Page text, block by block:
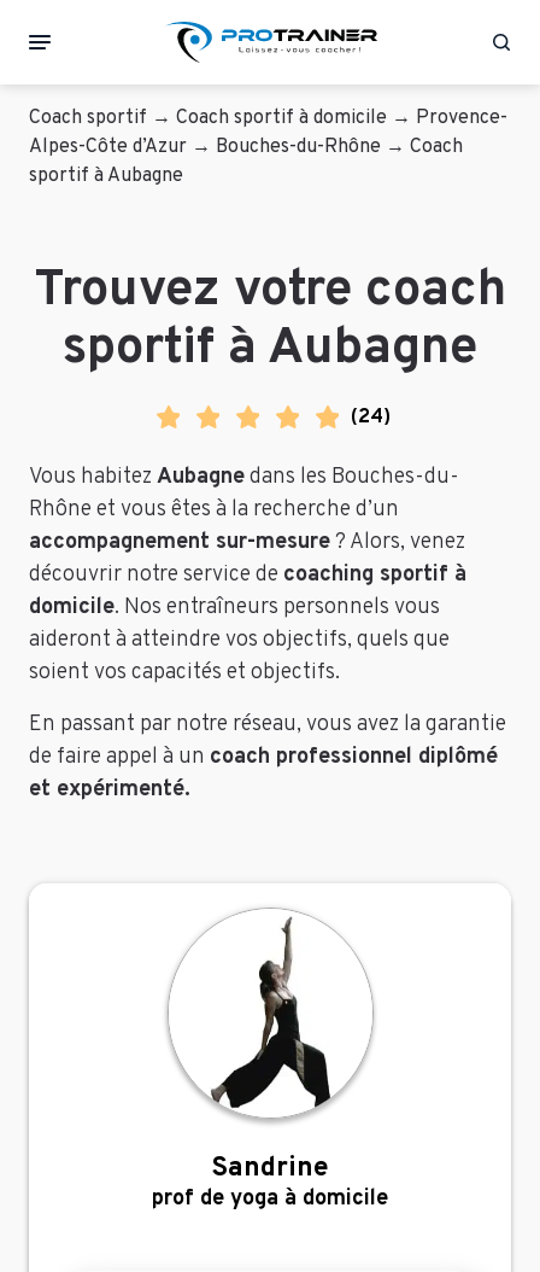
Coach sportif → Coach sportif à domicile → Provence-
Alpes-Côte d’Azur → Bouches-du-Rhône → Coach
sportif à Aubagne
Trouvez votre coach
sportif à Aubagne
(24)
Vous habitez Aubagnedans les Bouches-du-
Rhône et vous êtes à la recherche d’un
accompagnement sur-mesure? Alors, venez
découvrir notre service de coaching sportif à
domicile. Nos entraîneurs personnels vous
aideront à atteindre vos objectifs, quels que
soient vos capacités et objectifs.
En passant par notre réseau, vous avez la garantie
de faire appel à un coach professionnel diplômé
et expérimenté.
Sandrine
,
prof de yoga à domicile